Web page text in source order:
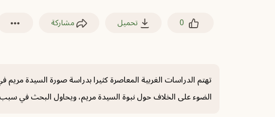
0 تحميل مشاركة
تهتم الدراسات الغربية المعاصرة كثيرا بدراسة صورة السيدة
الضوء على الخلاف حول نبوة السيدة مريم، ويحاول البحث في سبب